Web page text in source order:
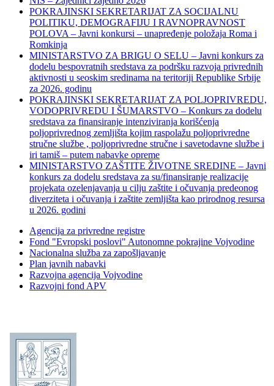
POKRAJINSKI SEKRETARIJAT ZA SOCIJALNU
POLITIKU, DEMOGRAFIJU I RAVNOPRAVNOST
POLOVA – Javni konkursi – unapređenje položaja Roma i
Romkinja
MINISTARSTVO ZA BRIGU O SELU – Javni konkurs za
dodelu bespovratnih sredstava za podršku razvoja privrednih
aktivnosti u seoskim sredinama na teritoriji Republike Srbije
za 2026. godinu
POKRAJINSKI SEKRETARIJAT ZA POLJOPRIVREDU,
VODOPRIVREDU I ŠUMARSTVO – Konkurs za dodelu
sredstava za finansiranje intenziviranja korišćenja
poljoprivrednog zemljišta kojim raspolažu poljoprivredne
stručne službe , poljoprivredne stručne i savetodavne službe i
iri tamiš ‒ putem nabavke opreme
MINISTARSTVO ZAŠTITE ŽIVOTNE SREDINE – Javni
konkurs za dodelu sredstava za su/finansiranje realizacije
projekata ozelenjavanja u cilju zaštite i očuvanja predeonog
diverziteta i očuvanja i zaštite zemljišta kao prirodnog resursa
u 2026. godini
Agencija za privredne registre
Fond "Evropski poslovi" Autonomne pokrajine Vojvodine
Nacionalna služba za zapošljavanje
Plan javnih nabavki
Razvojna agencija Vojvodine
Razvojni fond APV